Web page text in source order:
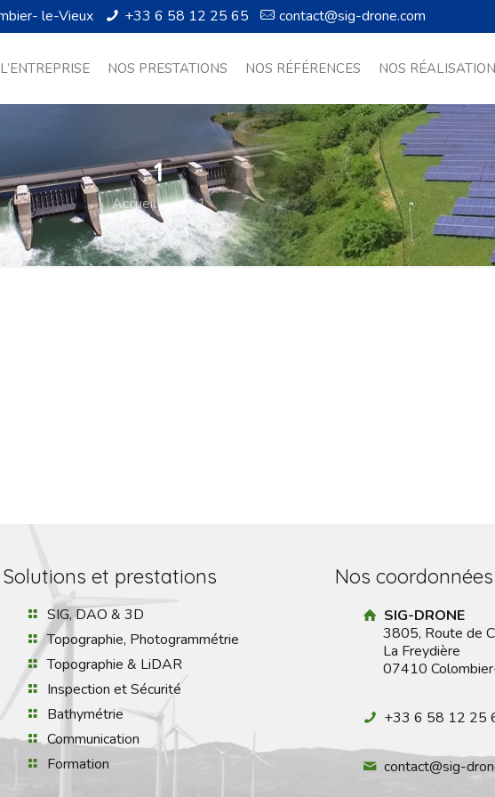
le-Vieux +33 6 58 12 25 65 contact@sig-drone.com
L’ENTREPRISE NOS PRESTATIONS NOS RÉFÉRENCES NOS
1
Accueil 1
Solutions et prestations
SIG, DAO & 3D
Topographie, Photogrammétrie
Topographie & LiDAR
Inspection et Sécurité
Bathymétrie
Communication
Formation
Nos coordonnées
SIG-DRONE
3805, Route de
La Freydière
07410
+33 6 58 12 25
contact@sig-